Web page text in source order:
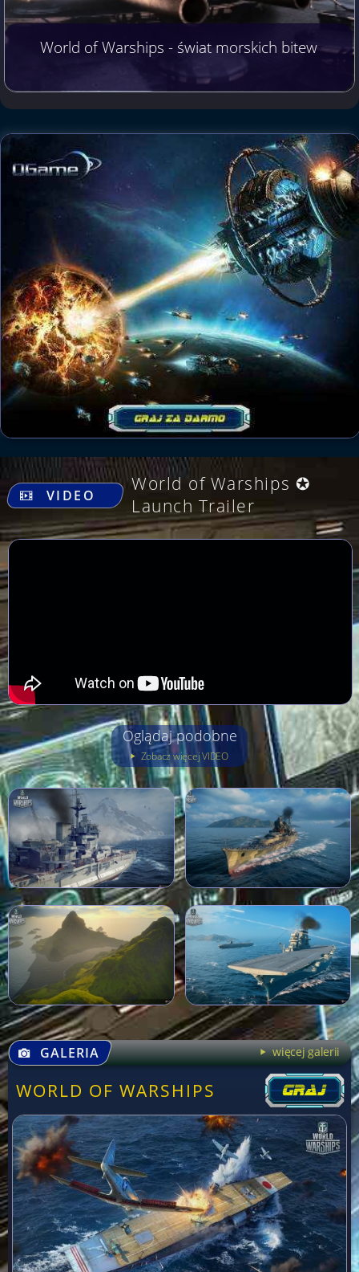
World of Warships - świat morskich bitew
.
VIDEO
World of Warships ✪
Launch Trailer
Oglądaj podobne
Zobacz więcej VIDEO
GALERIA więcej galerii
WORLD OF WARSHIPS